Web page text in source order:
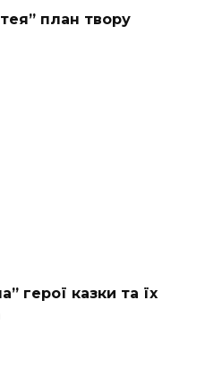
план твору
герої казки та їх